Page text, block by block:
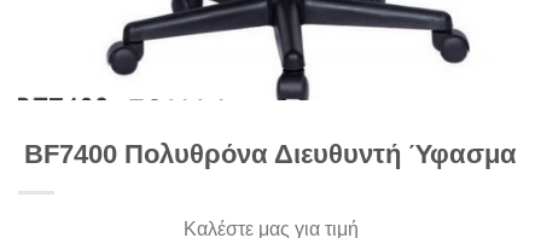
BF7400 Πολυθρόνα Διευθυντή Ύφασμα
Καλέστε μας για τιμή